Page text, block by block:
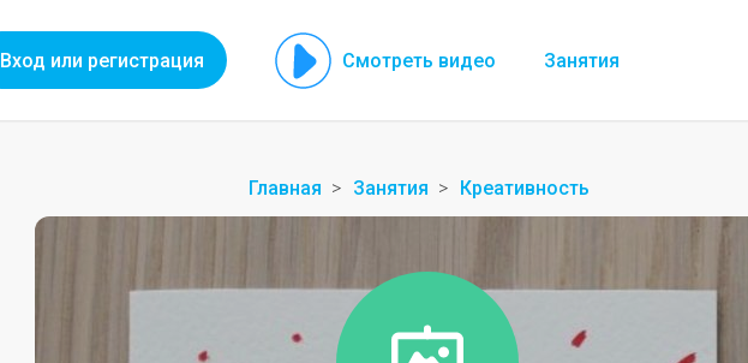
Вход или регистрация Смотреть видео Занятия
Главная Занятия Креативность